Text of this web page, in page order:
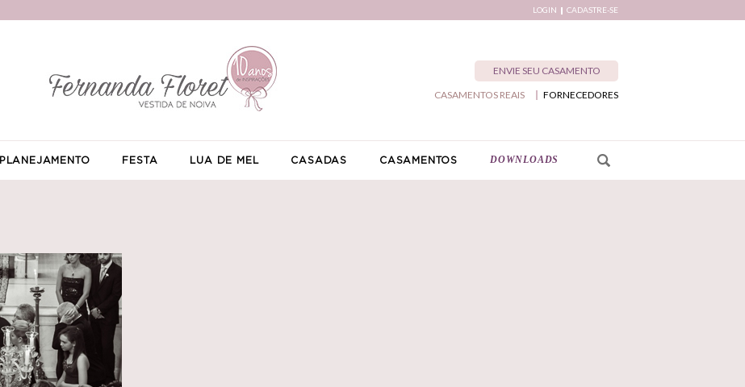
LOGIN CADASTRE-SE
ENVIE SEU CASAMENTO
FORNECEDORES
CASAMENTOS REAIS
PLANEJAMENTO FESTA LUA DE MEL CASADAS CASAMENTOS DOWNLOADS